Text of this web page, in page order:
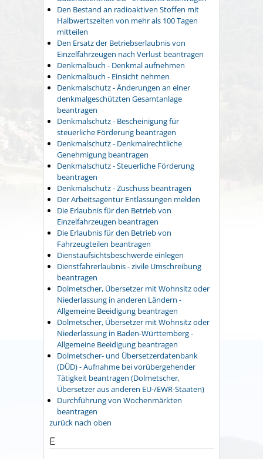
Den Bestand an radioaktiven Stoffen mit
Halbwertszeiten von mehr als 100 Tagen
mitteilen
Den Ersatz der Betriebserlaubnis von
Einzelfahrzeugen nach Verlust beantragen
Denkmalbuch - Denkmal aufnehmen
Denkmalbuch - Einsicht nehmen
Denkmalschutz - Änderungen an einer
denkmalgeschützten Gesamtanlage
beantragen
Denkmalschutz - Bescheinigung für
steuerliche Förderung beantragen
Denkmalschutz - Denkmalrechtliche
Genehmigung beantragen
Denkmalschutz - Steuerliche Förderung
beantragen
Denkmalschutz - Zuschuss beantragen
Der Arbeitsagentur Entlassungen melden
Die Erlaubnis für den Betrieb von
Einzelfahrzeugen beantragen
Die Erlaubnis für den Betrieb von
Fahrzeugteilen beantragen
Dienstaufsichtsbeschwerde einlegen
Dienstfahrerlaubnis - zivile Umschreibung
beantragen
Dolmetscher, Übersetzer mit Wohnsitz oder
Niederlassung in anderen Ländern -
Allgemeine Beeidigung beantragen
Dolmetscher, Übersetzer mit Wohnsitz oder
Niederlassung in Baden-Württemberg -
Allgemeine Beeidigung beantragen
Dolmetscher- und Übersetzerdatenbank
(DÜD) - Aufnahme bei vorübergehender
Tätigkeit beantragen (Dolmetscher,
Übersetzer aus anderen EU-/EWR-Staaten)
Durchführung von Wochenmärkten
beantragen
zurück nach oben
E